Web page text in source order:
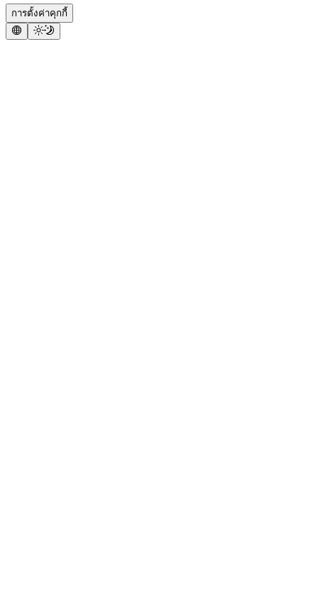
การตั้งค่าคุกกี้